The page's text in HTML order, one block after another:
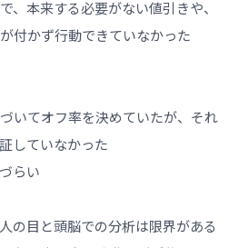
、本来する必要がない値引きや、
付かず行動できていなかった
いてオフ率を決めていたが、それ
していなかった
らい
の目と頭脳での分析は限界がある